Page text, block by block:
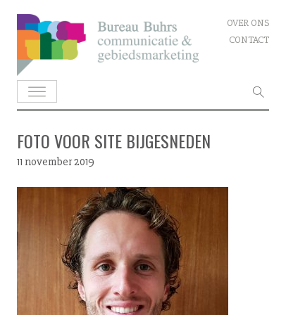
Skip
to
content
OVER ONS
CONTACT
FOTO VOOR SITE BIJGESNEDEN
11 november 2019